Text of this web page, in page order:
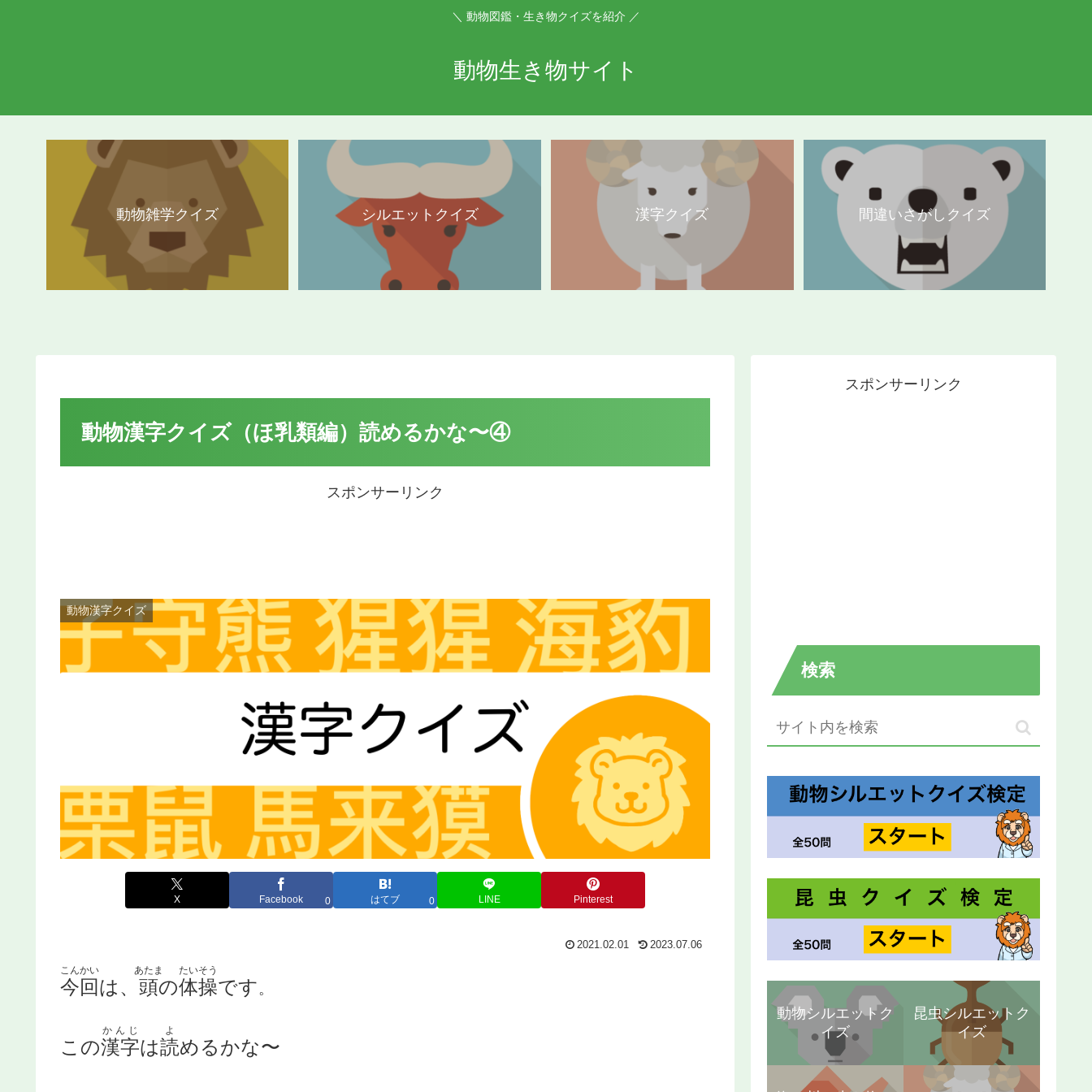
＼ 動物図鑑・生き物クイズを紹介 ／
動物生き物サイト
動物雑学クイズ シルエットクイズ 漢字クイズ 間違いさがしクイズ
動物漢字クイズ（ほ乳類編）読めるかな〜④
スポンサーリンク
動物漢字クイズ
X Facebook 0 はてブ 0 LINE Pinterest
2021.02.01 2023.07.06
今回
こんかい
は、 頭
あたま
の体操
たいそう
です。
この漢字
かんじ
は読
よ
めるかな〜
スポンサーリンク
検索
動物シルエットク
イズ
昆虫シルエットク
イズ